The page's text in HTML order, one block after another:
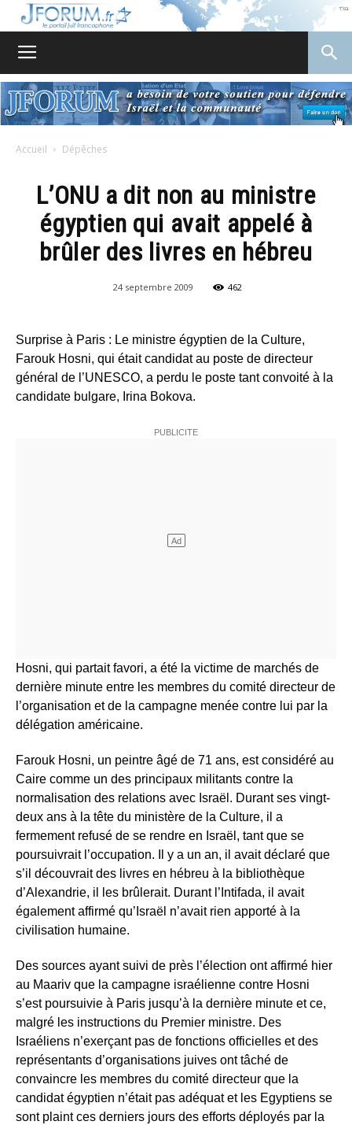
Accueil Dépêches
L’ONU a dit non au ministre
égyptien qui avait appelé à
brûler des livres en hébreu
24 septembre 2009 462
Surprise à Paris : Le ministre égyptien de la Culture,
Farouk Hosni, qui était candidat au poste de directeur
général de l’UNESCO, a perdu le poste tant convoité à la
candidate bulgare, Irina Bokova.
Hosni, qui partait favori, a été la victime de marchés de
dernière minute entre les membres du comité directeur de
l’organisation et de la campagne menée contre lui par la
délégation américaine.
Farouk Hosni, un peintre âgé de 71 ans, est considéré au
Caire comme un des principaux militants contre la
normalisation des relations avec Israël. Durant ses vingt-
deux ans à la tête du ministère de la Culture, il a
fermement refusé de se rendre en Israël, tant que se
poursuivrait l’occupation. Il y a un an, il avait déclaré que
s’il découvrait des livres en hébreu à la bibliothèque
d’Alexandrie, il les brûlerait. Durant l’Intifada, il avait
également affirmé qu’Israël n’avait rien apporté à la
civilisation humaine.
Des sources ayant suivi de près l’élection ont affirmé hier
au Maariv que la campagne israélienne contre Hosni
s’est poursuivie à Paris jusqu’à la dernière minute et ce,
malgré les instructions du Premier ministre. Des
Israéliens n’exerçant pas de fonctions officielles et des
représentants d’organisations juives ont tâché de
convaincre les membres du comité directeur que la
candidat égyptien n’était pas adéquat et les Egyptiens se
sont plaint ces derniers jours des efforts déployés par la